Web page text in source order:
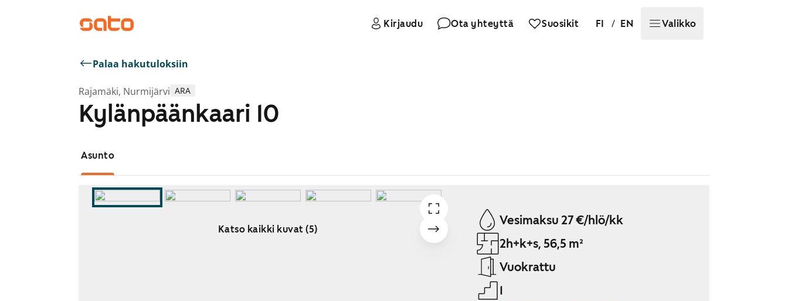
Kirjaudu Ota yhteyttä Suosikit FI / EN Valikko
Palaa hakutuloksiin
Rajamäki, Nurmijärvi ARA
Kylänpäänkaari 10
Asunto
Katso kaikki kuvat (5)
Vesimaksu 27 €/hlö/kk
2h+k+s, 56,5 m²
Vuokrattu
1